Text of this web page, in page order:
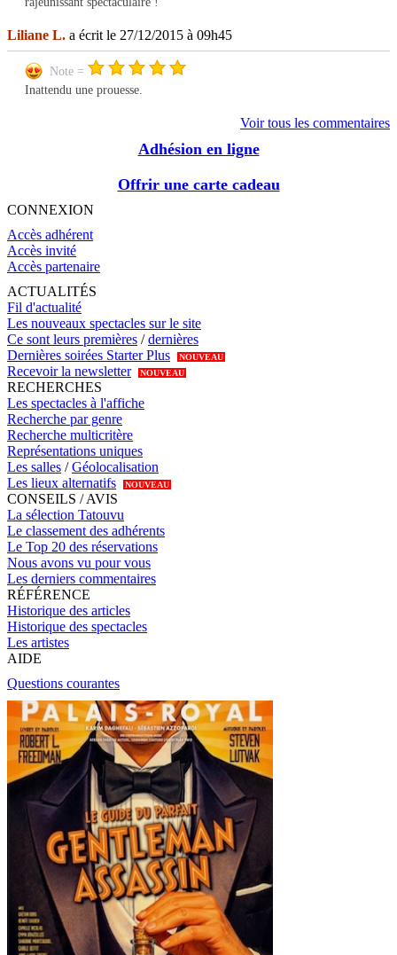
Liliane L. a écrit le 27/12/2015 à 09h45
Note =
Inattendu une prouesse.
Voir tous les commentaires
Adhésion en ligne
Offrir une carte cadeau
CONNEXION
Accès adhérent
Accès invité
Accès partenaire
ACTUALITÉS
Fil d'actualité
Les nouveaux spectacles sur le site
Ce sont leurs premières /dernières
Dernières soirées Starter Plus
NOUVEAU
Recevoir la newsletter NOUVEAU
RECHERCHES
Les spectacles à l'affiche
Recherche par genre
Recherche multicritère
Représentations uniques
Les salles /Géolocalisation
Les lieux alternatifs
NOUVEAU
CONSEILS / AVIS
La sélection Tatouvu
Le classement des adhérents
Le Top 20 des réservations
Nous avons vu pour vous
Les derniers commentaires
RÉFÉRENCE
Historique des articles
Historique des spectacles
Les artistes
AIDE
Questions courantes